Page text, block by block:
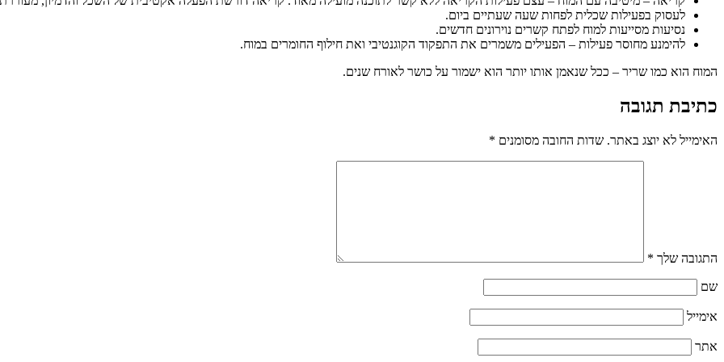
לעסוק בפעילות שכלית לפחות שעה שעתיים ביום.
נסיעות מסייעות למוח לפתח קשרים נוירונים חדשים.
להימנע מחוסר פעילות – הפעילים משמרים את התפקוד הקוגנטיבי ואת חילוף החומרים במוח.
המוח הוא כמו שריר – ככל שנאמן אותו יותר הוא ישמור על כושר לאורח שנים.
כתיבת תגובה
האימייל לא יוצג באתר. שדות החובה מסומנים *
התגובה שלך *
שם
אימייל
אתר